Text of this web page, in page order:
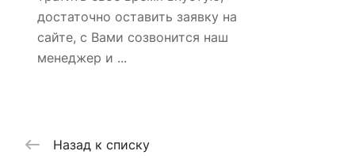
достаточно оставить заявку на
сайте, с Вами созвонится наш
менеджер и ...
Назад к списку